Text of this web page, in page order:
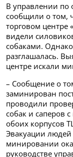
В управлении по
сообщили о том,
торговом центре
видели
собаками.
разглашалась.
центре искали
– Сообщение о
заминирован
проводили
собак и саперов
обоих корпусов
Эвакуации
минировании
руководстве